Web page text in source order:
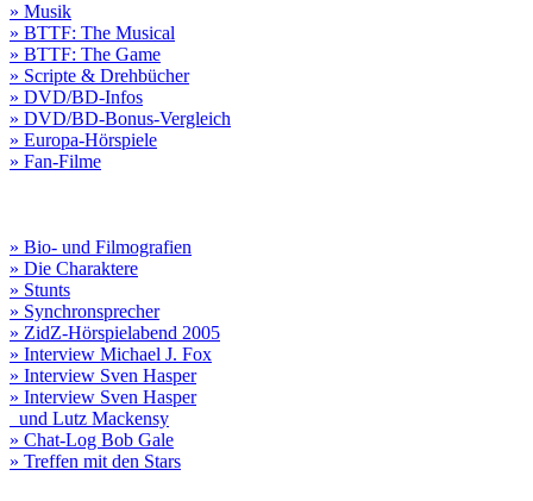
» Musik
» BTTF: The Musical
» BTTF: The Game
» Scripte & Drehbücher
» DVD/BD-Infos
» DVD/BD-Bonus-Vergleich
» Europa-Hörspiele
» Fan-Filme
» Bio- und Filmografien
» Die Charaktere
» Stunts
» Synchronsprecher
» ZidZ-Hörspielabend 2005
» Interview Michael J. Fox
» Interview Sven Hasper
» Interview Sven Hasper
und Lutz Mackensy
» Chat-Log Bob Gale
» Treffen mit den Stars